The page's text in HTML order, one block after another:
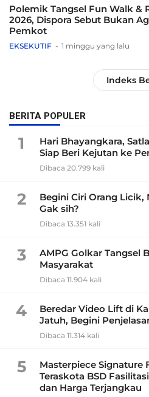
Polemik Tangsel Fun Walk &
2026, Dispora Sebut Bukan
Pemkot
EKSEKUTIF 1 minggu yang lalu
Indeks
BERITA POPULER
1
Hari Bhayangkara,
Siap Beri Kejutan ke
Dibaca 20.799 kali
2
Begini Ciri Orang Licik,
Gak sih?
Dibaca 13.351 kali
3
AMPG Golkar Tangsel
Masyarakat
Dibaca 11.904 kali
4
Beredar Video Lift di
Jatuh, Begini
Dibaca 11.314 kali
5
Masterpiece Signature
Teraskota BSD
dan Harga Terjangkau